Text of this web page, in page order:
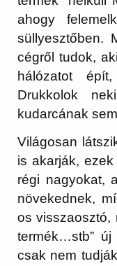
ahogy
süllyesztőben.
cégről tudok,
hálózatot
Drukkolok
kudarcának
Világosan
is akarják,
régi nagyokat,
növekednek,
os visszaosztó,
termék…stb” új
csak nem